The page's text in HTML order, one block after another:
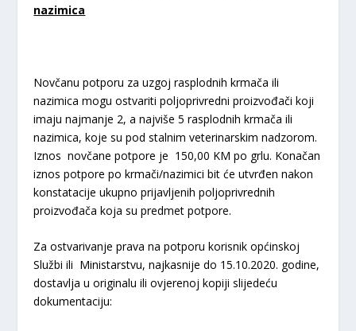
nazimica
Novčanu potporu za uzgoj rasplodnih krmača ili
nazimica mogu ostvariti poljoprivredni proizvođači koji
imaju najmanje 2, a najviše 5 rasplodnih krmača ili
nazimica, koje su pod stalnim veterinarskim nadzorom.
Iznos novčane potpore je 150,00 KM po grlu. Konačan
iznos potpore po krmači/nazimici bit će utvrđen nakon
konstatacije ukupno prijavljenih poljoprivrednih
proizvođača koja su predmet potpore.
Za ostvarivanje prava na potporu korisnik općinskoj
Službi ili Ministarstvu, najkasnije do 15.10.2020. godine,
dostavlja u originalu ili ovjerenoj kopiji slijedeću
dokumentaciju: